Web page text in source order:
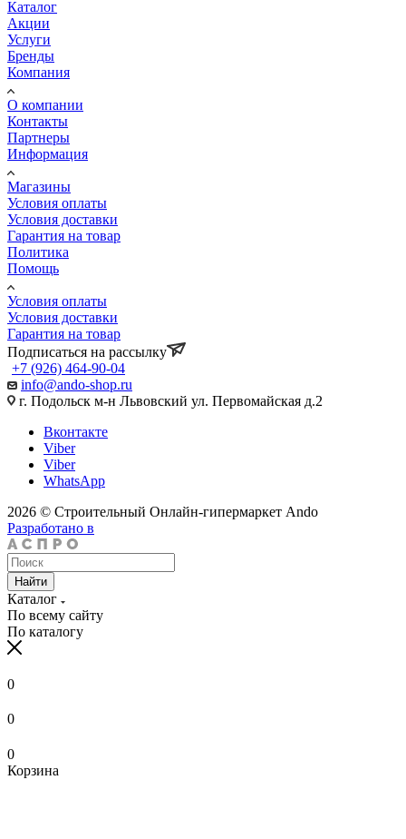
Каталог
Акции
Услуги
Бренды
Компания
О компании
Контакты
Партнеры
Информация
Магазины
Условия оплаты
Условия доставки
Гарантия на товар
Политика
Помощь
Условия оплаты
Условия доставки
Гарантия на товар
Подписаться на рассылку
+7 (926) 464-90-04
info@ando-shop.ru
г. Подольск м-н Львовский ул. Первомайская д.2
Вконтакте
Viber
Viber
WhatsApp
2026 © Строительный Онлайн-гипермаркет Ando
Разработано в
Найти
Каталог
По всему сайту
По каталогу
0
0
0
Корзина